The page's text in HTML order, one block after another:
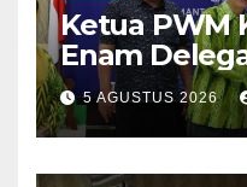
Ketua PWM
Enam
Menuju
Semarang
5 AGUSTUS 2026